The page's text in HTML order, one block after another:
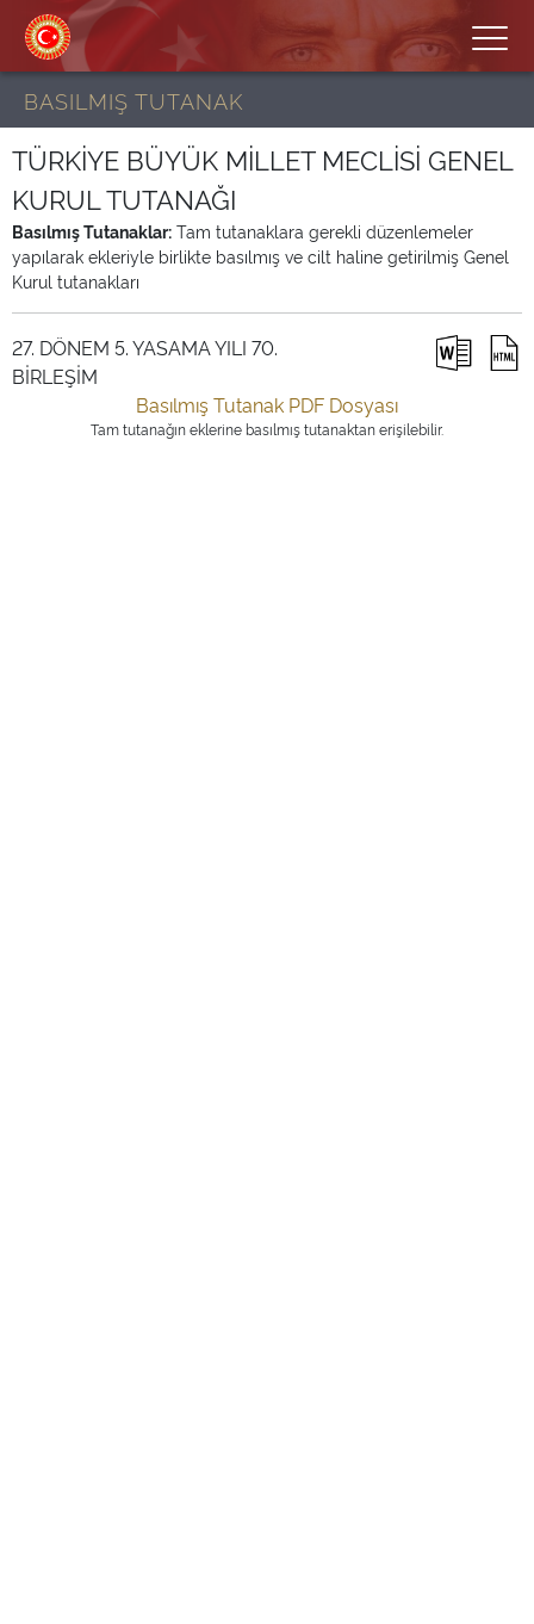
BASILMIŞ TUTANAK
TÜRKİYE BÜYÜK MİLLET MECLİSİ GENEL
KURUL TUTANAĞI
Basılmış Tutanaklar: Tam tutanaklara gerekli düzenlemeler
yapılarak ekleriyle birlikte basılmış ve cilt haline getirilmiş Genel
Kurul tutanakları
27. DÖNEM 5. YASAMA YILI 70.
BİRLEŞİM
Basılmış Tutanak PDF Dosyası
Tam tutanağın eklerine basılmış tutanaktan erişilebilir.